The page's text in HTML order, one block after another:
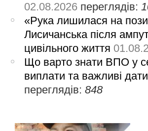
02.08.2026 переглядів:
«Рука лишилася на
Лисичанська після
цивільного життя
Що варто знати ВПО у
виплати та важливі дати
переглядів:848